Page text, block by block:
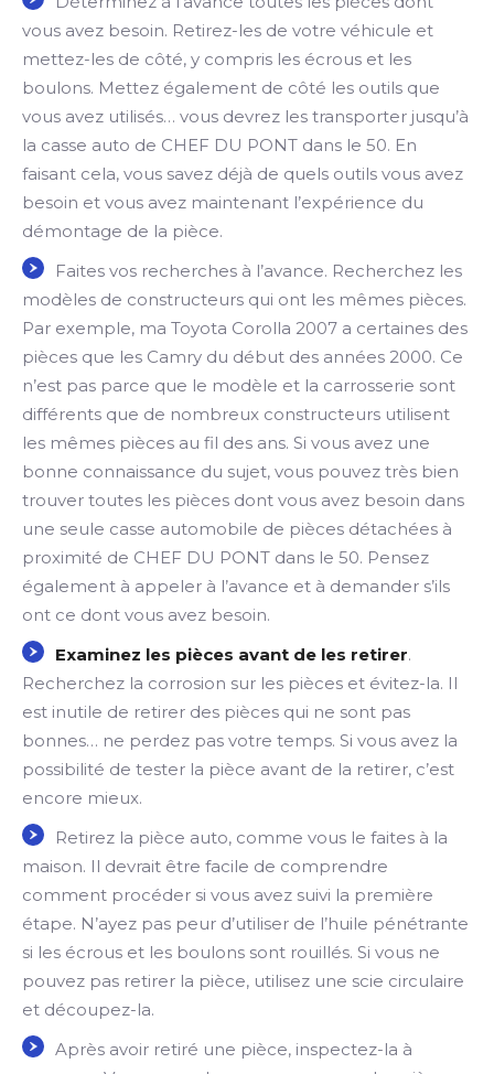
vous avez besoin. Retirez-les de votre véhicule et
mettez-les de côté, y compris les écrous et les
boulons. Mettez également de côté les outils que
vous avez utilisés… vous devrez les transporter jusqu’à
la casse auto de CHEF DU PONT dans le 50. En
faisant cela, vous savez déjà de quels outils vous avez
besoin et vous avez maintenant l’expérience du
démontage de la pièce.
Faites vos recherches à l’avance. Recherchez les
modèles de constructeurs qui ont les mêmes pièces.
Par exemple, ma Toyota Corolla 2007 a certaines des
pièces que les Camry du début des années 2000. Ce
n’est pas parce que le modèle et la carrosserie sont
différents que de nombreux constructeurs utilisent
les mêmes pièces au fil des ans. Si vous avez une
bonne connaissance du sujet, vous pouvez très bien
trouver toutes les pièces dont vous avez besoin dans
une seule casse automobile de pièces détachées à
proximité de CHEF DU PONT dans le 50. Pensez
également à appeler à l’avance et à demander s’ils
ont ce dont vous avez besoin.
Examinez les pièces avant de les retirer.
Recherchez la corrosion sur les pièces et évitez-la. Il
est inutile de retirer des pièces qui ne sont pas
bonnes… ne perdez pas votre temps. Si vous avez la
possibilité de tester la pièce avant de la retirer, c’est
encore mieux.
Retirez la pièce auto, comme vous le faites à la
maison. Il devrait être facile de comprendre
comment procéder si vous avez suivi la première
étape. N’ayez pas peur d’utiliser de l’huile pénétrante
si les écrous et les boulons sont rouillés. Si vous ne
pouvez pas retirer la pièce, utilisez une scie circulaire
et découpez-la.
Après avoir retiré une pièce, inspectez-la à